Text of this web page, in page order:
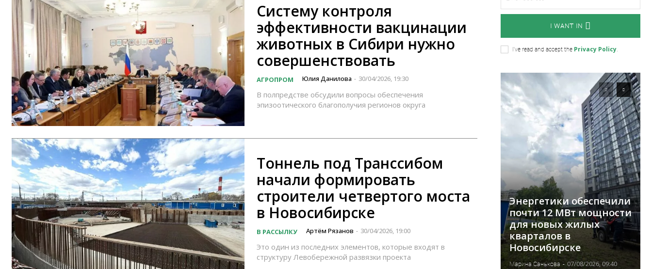
Систему контроля
эффективности вакцинации
животных в Сибири нужно
совершенствовать
АГРОПРОМ Юлия Данилова - 30/04/2026, 19:30
В полпредстве обсудили вопросы обеспечения
эпизоотического благополучия регионов округа
Тоннель под Транссибом
начали формировать
строители четвертого моста
в Новосибирске
В РАССЫЛКУ Артём Рязанов - 30/04/2026, 19:00
Это один из последних элементов, которые входят в
структуру Левобережной развязки проекта
I WANT IN
I've read and accept the Privacy Policy
Энергетики обеспечили
почти 12 МВт мощности
для новых жилых
кварталов в
Новосибирске
Марина Санькова - 07/08/2026, 09:40